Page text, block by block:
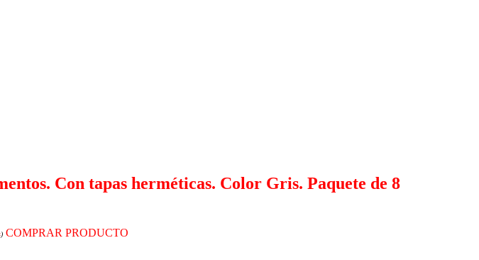
Con tapas herméticas. Color Gris. Paquete de 8
) COMPRAR PRODUCTO